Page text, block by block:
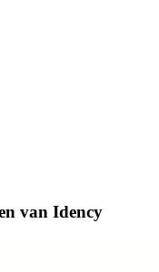
van Idency